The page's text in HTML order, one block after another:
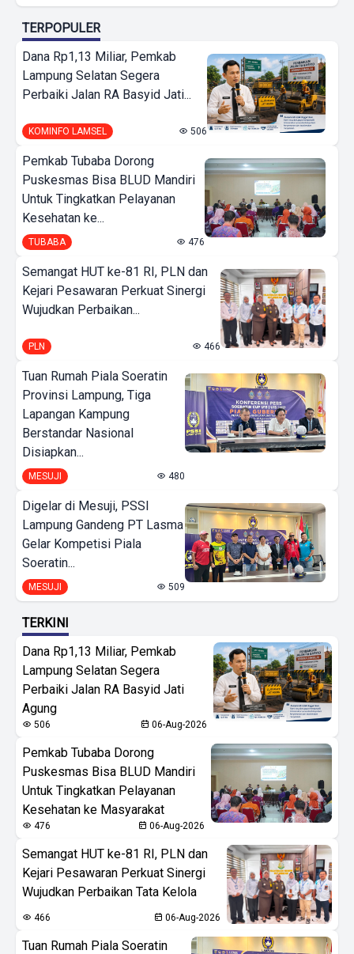
TERPOPULER
Dana Rp1,13 Miliar, Pemkab
Lampung Selatan Segera
Perbaiki Jalan RA Basyid Jati...
KOMINFO LAMSEL 506
Pemkab Tubaba Dorong
Puskesmas Bisa BLUD Mandiri
Untuk Tingkatkan Pelayanan
Kesehatan ke...
TUBABA 476
Semangat HUT ke-81 RI, PLN dan
Kejari Pesawaran Perkuat Sinergi
Wujudkan Perbaikan...
PLN 466
Tuan Rumah Piala Soeratin
Provinsi Lampung, Tiga
Lapangan Kampung
Berstandar Nasional
Disiapkan...
MESUJI 480
Digelar di Mesuji, PSSI
Lampung Gandeng PT Lasma
Gelar Kompetisi Piala
Soeratin...
MESUJI 509
TERKINI
Dana Rp1,13 Miliar, Pemkab
Lampung Selatan Segera
Perbaiki Jalan RA Basyid Jati
Agung
506 06-Aug-2026
Pemkab Tubaba Dorong
Puskesmas Bisa BLUD Mandiri
Untuk Tingkatkan Pelayanan
Kesehatan ke Masyarakat
476 06-Aug-2026
Semangat HUT ke-81 RI, PLN dan
Kejari Pesawaran Perkuat Sinergi
Wujudkan Perbaikan Tata Kelola
466 06-Aug-2026
Tuan Rumah Piala Soeratin